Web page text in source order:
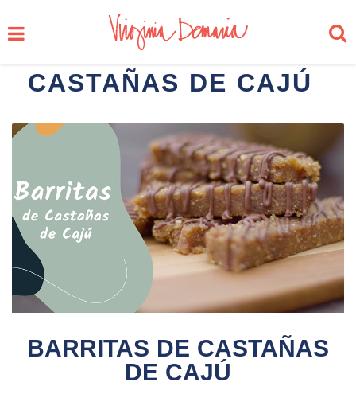
CASTAÑAS DE CAJÚ
BARRITAS DE CASTAÑAS
DE CAJÚ